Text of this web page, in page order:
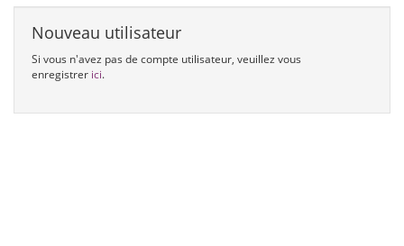
Nouveau utilisateur
Si vous n'avez pas de compte utilisateur, veuillez vous
enregistrer ici.